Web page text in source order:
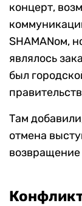
концерт,
SHAMANом,
являлось
был
Там
отмена